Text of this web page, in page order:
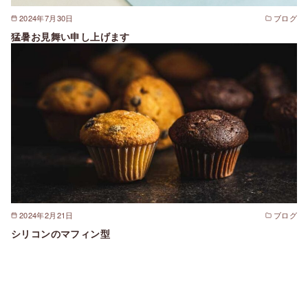
2024年7月30日 ブログ
猛暑お見舞い申し上げます
2024年2月21日 ブログ
シリコンのマフィン型